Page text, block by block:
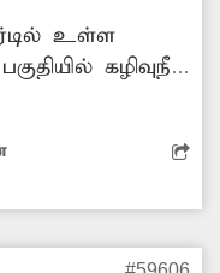
உள்ள
கழிவுநீர்
கழிவுநீர்
அந்த வழியாக
செல்கின்றனர்.
பரவும்